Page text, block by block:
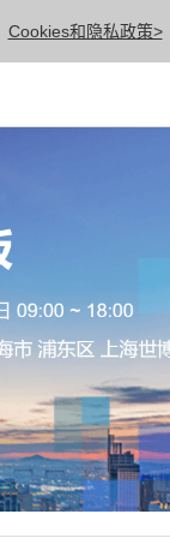
Cookies和隐私政策>